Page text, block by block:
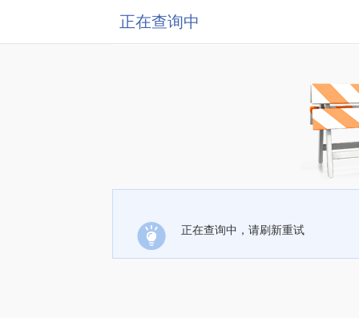
正在查询中
正在查询中，请刷新重试